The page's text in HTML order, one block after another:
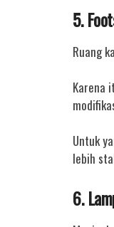
5.
Ruang
Karena
Untuk
lebih
6.